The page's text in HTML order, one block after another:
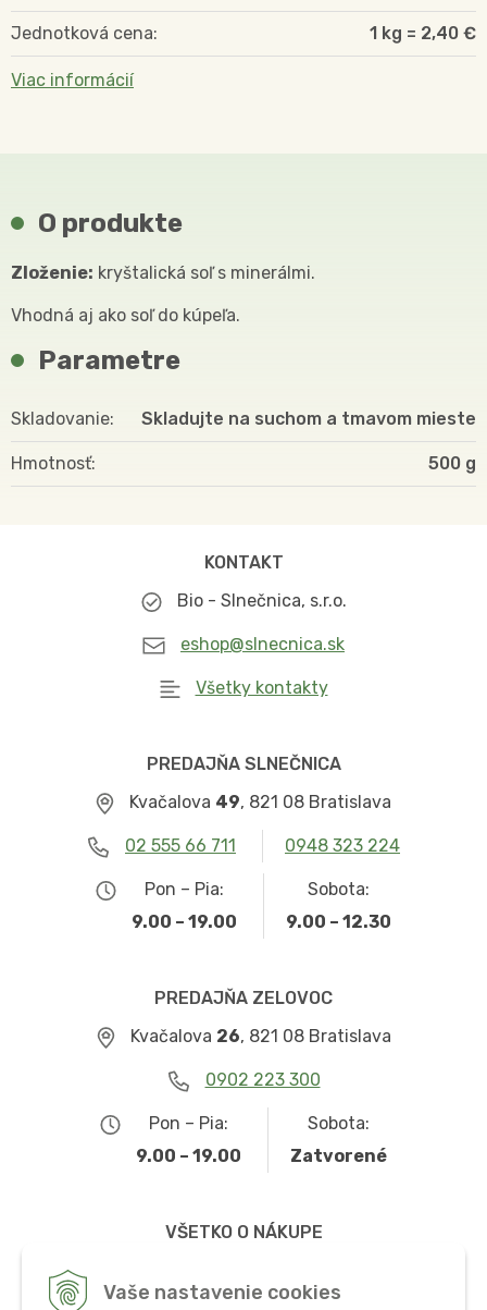
Vaše nastavenie cookies
Jednotková cena: 1 kg = 2,40 €
Viac informácií
O produkte
Zloženie: kryštalická soľ s minerálmi.
Vhodná aj ako soľ do kúpeľa.
Parametre
Skladovanie Skladujte na suchom a tmavom mieste
Hmotnosť 500
KONTAKT
Bio - Slnečnica, s.r.o.
eshop@slnecnica.sk
Všetky kontakty
PREDAJŇA SLNEČNICA
Kvačalova 49, 821 08 Bratislava
02 555 66 711 0948 323 224
Pon – Pia:
9.00 – 19.00
Sobota:
9.00 – 12.30
PREDAJŇA ZELOVOC
Kvačalova 26, 821 08 Bratislava
0902 223 300
Pon – Pia:
9.00 – 19.00
Sobota:
Zatvorené
VŠETKO O NÁKUPE